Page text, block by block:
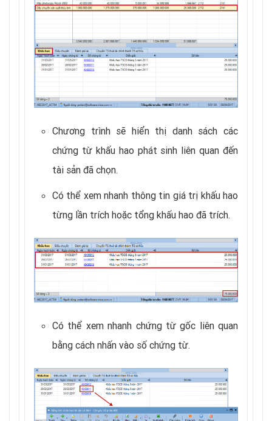
Chương trình sẽ hiển thị danh sách các
chứng từ khấu hao phát sinh liên quan đến
tài sản đã chọn.
Có thể xem nhanh thông tin giá trị khấu hao
từng lần trích hoặc tổng khấu hao đã trích.
Có thể xem nhanh chứng từ gốc liên quan
bằng cách nhấn vào số chứng từ.